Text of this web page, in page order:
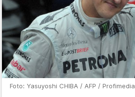
Foto: Yasuyoshi CHIBA / AFP / Profimedia